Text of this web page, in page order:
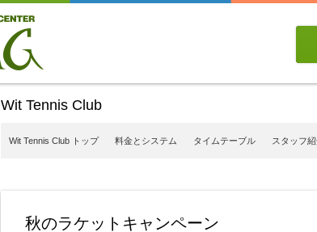
Wit Tennis Club
Wit Tennis Club トップ 料金とシステム タイムテーブル スタッフ
秋のラケットキャンペーン